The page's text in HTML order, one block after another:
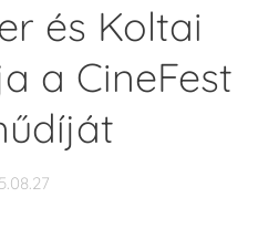
és Koltai
a CineFest